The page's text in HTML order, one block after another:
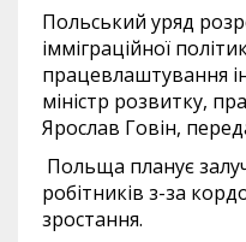
Польський уряд
імміграційної
працевлаштування
міністр розвитку,
Ярослав Говін,
Польща планує
робітників з-за
зростання.